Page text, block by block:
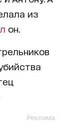
из
он.
Реклама